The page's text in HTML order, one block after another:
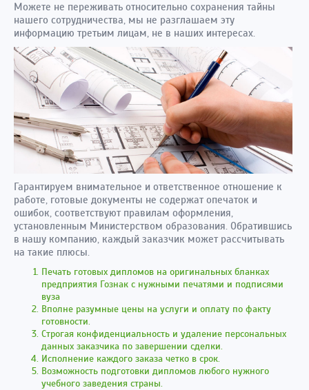
Можете не переживать относительно сохранения тайны
нашего сотрудничества, мы не разглашаем эту
информацию третьим лицам, не в наших интересах.
Гарантируем внимательное и ответственное отношение к
работе, готовые документы не содержат опечаток и
ошибок, соответствуют правилам оформления,
установленным Министерством образования. Обратившись
в нашу компанию, каждый заказчик может рассчитывать
на такие плюсы.
Печать готовых дипломов на оригинальных бланках
предприятия Гознак с нужными печатями и подписями
вуза
Вполне разумные цены на услуги и оплату по факту
готовности.
Строгая конфиденциальность и удаление персональных
данных заказчика по завершении сделки.
Исполнение каждого заказа четко в срок.
Возможность подготовки дипломов любого нужного
учебного заведения страны.